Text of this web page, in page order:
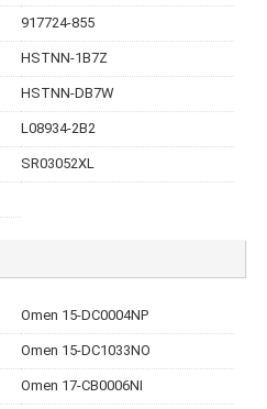
917724-855
HSTNN-1B7Z
HSTNN-DB7W
L08934-2B2
SR03052XL
Omen 15-DC0004NP
Omen 15-DC1033NO
Omen 17-CB0006NI